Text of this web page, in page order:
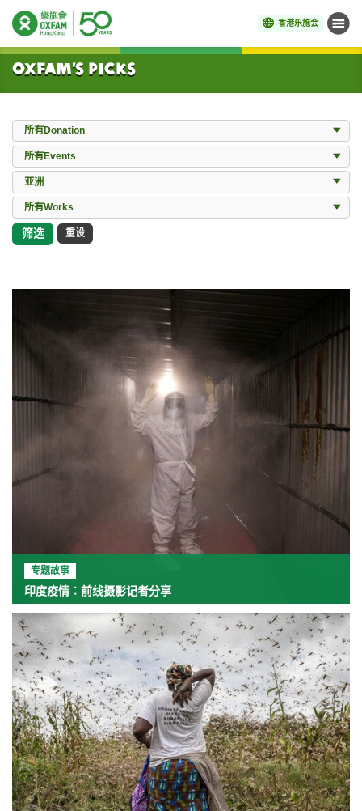
香港乐施会 菜单
开始主要内容
Oxfam’s Picks
Donation
所有Donation
Events
所有Events
Locations
亚洲
所有Works
所有Works
筛选 重设
专题故事
印度疫情︰前线摄影记者分享